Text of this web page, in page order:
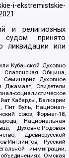
i-ekstremistskie-
и религиозных
принято
ликвидации или
Кубанской Духовно
Славянская Община,
Духовное
Джамаат, Свидетели
социалистическое
Кабарды, Балкарии
Пит Буль, Национал-
союз, Формат-18,
Национальная
Духовно-Родовая
Древнерусской
Инглингов, Русский
иммиграции,
Омская